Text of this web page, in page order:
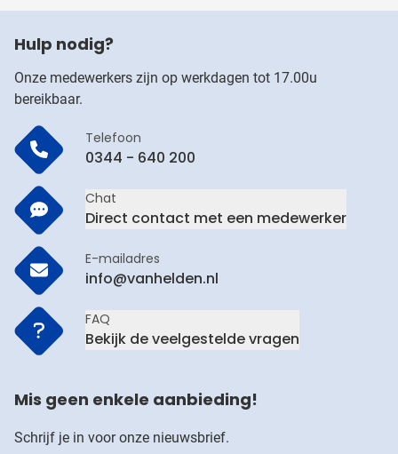
Hulp nodig?
Onze medewerkers zijn op werkdagen tot 17.00u
bereikbaar.
Telefoon
0344 - 640 200
Chat
Direct contact met een medewerker
E-mailadres
info@vanhelden.nl
FAQ
Bekijk de veelgestelde vragen
Mis geen enkele aanbieding!
Schrijf je in voor onze nieuwsbrief.